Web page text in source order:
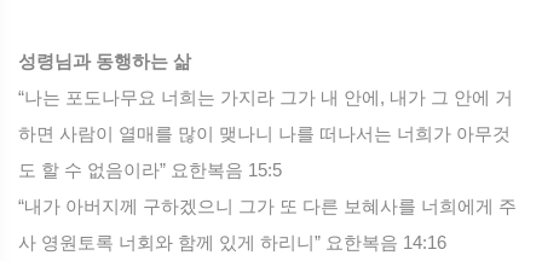
성령님과 동행하는 삶
“나는 포도나무요 너희는 가지라 그가 내 안에, 내가 그 안에 거
하면 사람이 열매를 많이 맺나니 나를 떠나서는 너희가 아무것
도 할 수 없음이라” 요한복음 15:5
“내가 아버지께 구하겠으니 그가 또 다른 보혜사를 너희에게 주
사 영원토록 너회와 함께 있게 하리니” 요한복음 14:16